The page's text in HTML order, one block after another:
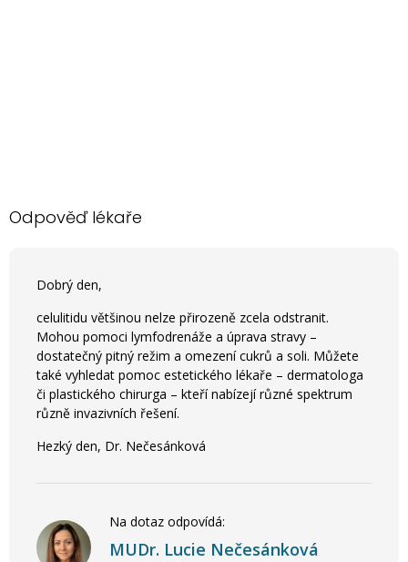
Odpověď lékaře
Dobrý den,
celulitidu většinou nelze přirozeně zcela odstranit.
Mohou pomoci lymfodrenáže a úprava stravy –
dostatečný pitný režim a omezení cukrů a soli. Můžete
také vyhledat pomoc estetického lékaře – dermatologa
či plastického chirurga – kteří nabízejí různé spektrum
různě invazivních řešení.
Hezký den, Dr. Nečesánková
Na dotaz odpovídá:
MUDr. Lucie Nečesánková